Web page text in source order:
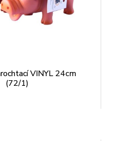
VINYL 24cm
(72/1)